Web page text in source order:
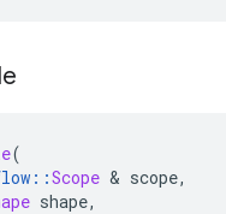
(
::Scope & scope,
shape,